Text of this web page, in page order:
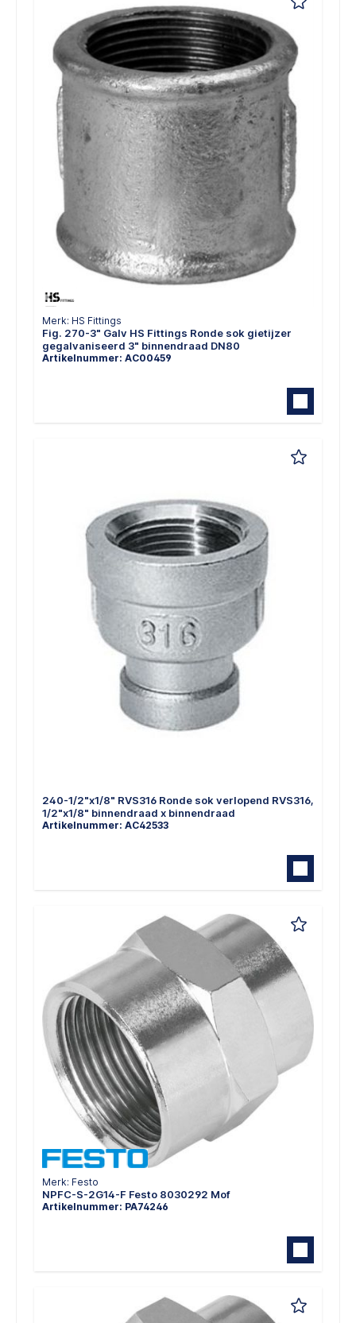
Merk: HS Fittings
Fig. 270-3" Galv HS Fittings Ronde sok gietijzer
gegalvaniseerd 3" binnendraad DN80
Artikelnummer: AC00459
240-1/2"x1/8" RVS316 Ronde sok verlopend RVS316,
1/2"x1/8" binnendraad x binnendraad
Artikelnummer: AC42533
Merk: Festo
NPFC-S-2G14-F Festo 8030292 Mof
Artikelnummer: PA74246